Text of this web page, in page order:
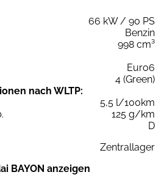
66 kW / 90 PS
Benzin
998 cm³
Euro6
4 (Green)
nach WLTP:
5,5 l/100km
125 g/km
D
Zentrallager
BAYON anzeigen